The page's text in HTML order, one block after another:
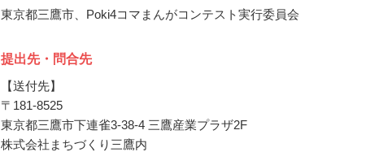
東京都三鷹市、Poki4コマまんがコンテスト実行委員会
提出先・問合先
【送付先】
〒181-8525
東京都三鷹市下連雀3-38-4 三鷹産業プラザ2F
株式会社まちづくり三鷹内